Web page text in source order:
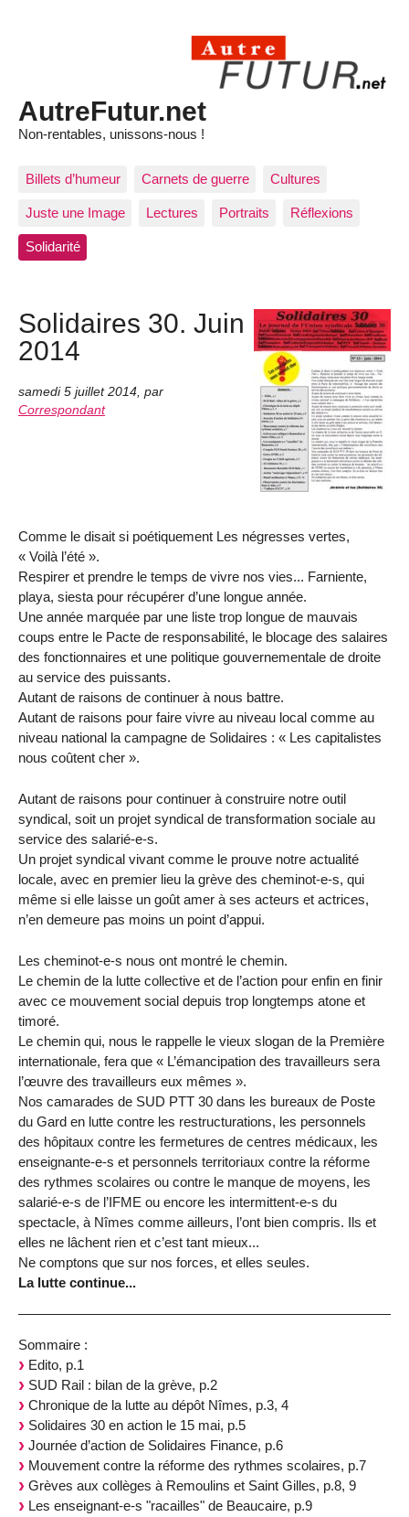
AutreFutur.net
Non-rentables, unissons-nous !
Billets d’humeur Carnets de guerre Cultures
Juste une Image Lectures Portraits Réflexions
Solidarité
Solidaires 30. Juin
2014
samedi 5 juillet 2014 par
Correspondant
Comme le disait si poétiquement Les négresses vertes,
« Voilà l’été ».
Respirer et prendre le temps de vivre nos vies... Farniente,
playa, siesta pour récupérer d’une longue année.
Une année marquée par une liste trop longue de mauvais
coups entre le Pacte de responsabilité, le blocage des salaires
des fonctionnaires et une politique gouvernementale de droite
au service des puissants.
Autant de raisons de continuer à nous battre.
Autant de raisons pour faire vivre au niveau local comme au
niveau national la campagne de Solidaires : « Les capitalistes
nous coûtent cher ».
Autant de raisons pour continuer à construire notre outil
syndical, soit un projet syndical de transformation sociale au
service des salarié-e-s.
Un projet syndical vivant comme le prouve notre actualité
locale, avec en premier lieu la grève des cheminot-e-s, qui
même si elle laisse un goût amer à ses acteurs et actrices,
n’en demeure pas moins un point d’appui.
Les cheminot-e-s nous ont montré le chemin.
Le chemin de la lutte collective et de l’action pour enfin en finir
avec ce mouvement social depuis trop longtemps atone et
timoré.
Le chemin qui, nous le rappelle le vieux slogan de la Première
internationale, fera que « L’émancipation des travailleurs sera
l’œuvre des travailleurs eux mêmes ».
Nos camarades de SUD PTT 30 dans les bureaux de Poste
du Gard en lutte contre les restructurations, les personnels
des hôpitaux contre les fermetures de centres médicaux, les
enseignante-e-s et personnels territoriaux contre la réforme
des rythmes scolaires ou contre le manque de moyens, les
salarié-e-s de l’IFME ou encore les intermittent-e-s du
spectacle, à Nîmes comme ailleurs, l’ont bien compris. Ils et
elles ne lâchent rien et c’est tant mieux...
Ne comptons que sur nos forces, et elles seules.
La lutte continue...
Sommaire :
Edito, p.1
SUD Rail : bilan de la grève, p.2
Chronique de la lutte au dépôt Nîmes, p.3, 4
Solidaires 30 en action le 15 mai, p.5
Journée d’action de Solidaires Finance, p.6
Mouvement contre la réforme des rythmes scolaires, p.7
Grèves aux collèges à Remoulins et Saint Gilles, p.8, 9
Les enseignant-e-s "racailles" de Beaucaire, p.9